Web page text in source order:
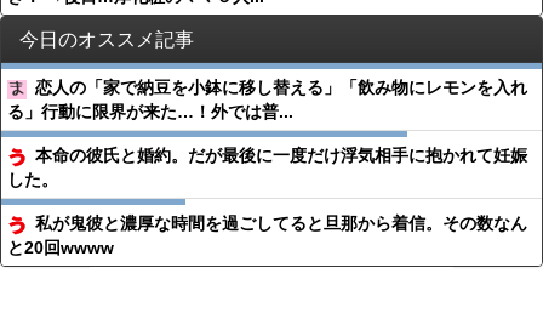
今日のオススメ記事
恋人の「家で納豆を小鉢に移し替える」「飲み物にレモンを入れ
る」行動に限界が来た…！外では普...
本命の彼氏と婚約。だが最後に一度だけ浮気相手に抱かれて妊娠
した。
私が鬼彼と濃厚な時間を過ごしてると旦那から着信。その数なん
と20回wwww